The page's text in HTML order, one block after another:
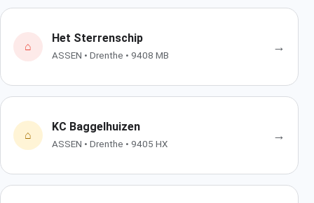
⌂
Het Sterrenschip
ASSEN • Drenthe • 9408 MB
→
⌂
KC Baggelhuizen
ASSEN • Drenthe • 9405 HX
→